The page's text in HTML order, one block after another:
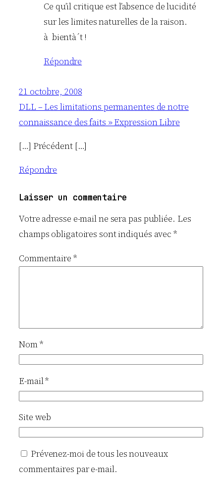
Ce qu’il critique est l’absence de lucidité
sur les limites naturelles de la raison.
à bientà´t !
Répondre
21 octobre, 2008
DLL – Les limitations permanentes de notre
connaissance des faits » Expression Libre
[…] Précédent […]
Répondre
Laisser un commentaire
Votre adresse e-mail ne sera pas publiée. Les
champs obligatoires sont indiqués avec*
Commentaire *
Nom*
E-mail*
Site web
Prévenez-moi de tous les nouveaux
commentaires par e-mail.